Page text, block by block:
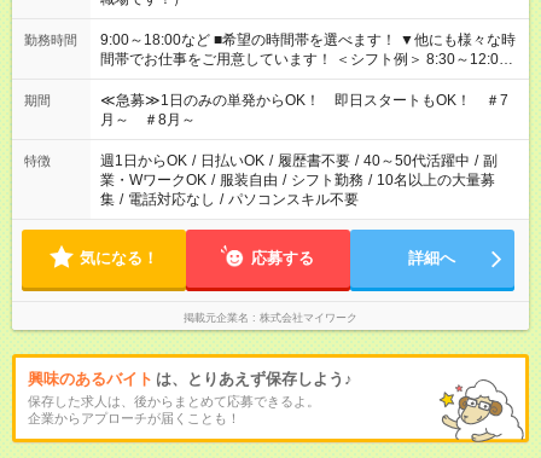
勤務時間
9:00～18:00など ■希望の時間帯を選べます！ ▼他にも様々な時
間帯でお仕事をご用意しています！ ＜シフト例＞ 8:30～12:00
17:00～22:00 13:00～22:00 22:00～翌6:00 など
期間
≪急募≫1日のみの単発からOK！ 即日スタートもOK！ ＃7
月～ ＃8月～
特徴 週1日からOK / 日払いOK / 履歴書不要 / 40～50代活躍中 / 副
業・WワークOK / 服装自由 / シフト勤務 / 10名以上の大量募
集 / 電話対応なし / パソコンスキル不要
気になる！ 応募する 詳細へ
掲載元企業名 株式会社マイワーク
興味のあるバイト は、とりあえず保存しよう♪
保存した求人は、後からまとめて応募できるよ。
企業からアプローチが届くことも！